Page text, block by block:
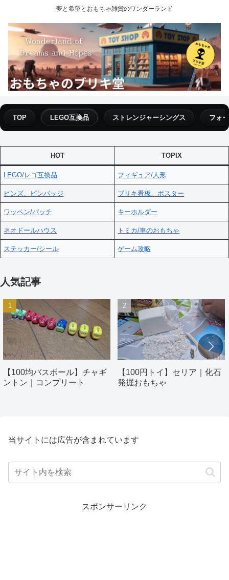
夢と希望とおもちゃ雑貨のワンダーランド
TOP LEGO互換品 ストレンジャーシングス フォ
HOT TOPIX
LEGO/レゴ互換品 フィギュア/人形
ピンズ、ピンバッジ ブリキ看板、ポスター
ワッペン/パッチ キーホルダー
ネオドールハウス トミカ/車のおもちゃ
ステッカー/シール ゲーム攻略
人気記事
【100均バスボール】チャギ
ントン｜コンプリート
【100円トイ】セリア｜化石
発掘おもちゃ
当サイトには広告が含まれています
スポンサーリンク